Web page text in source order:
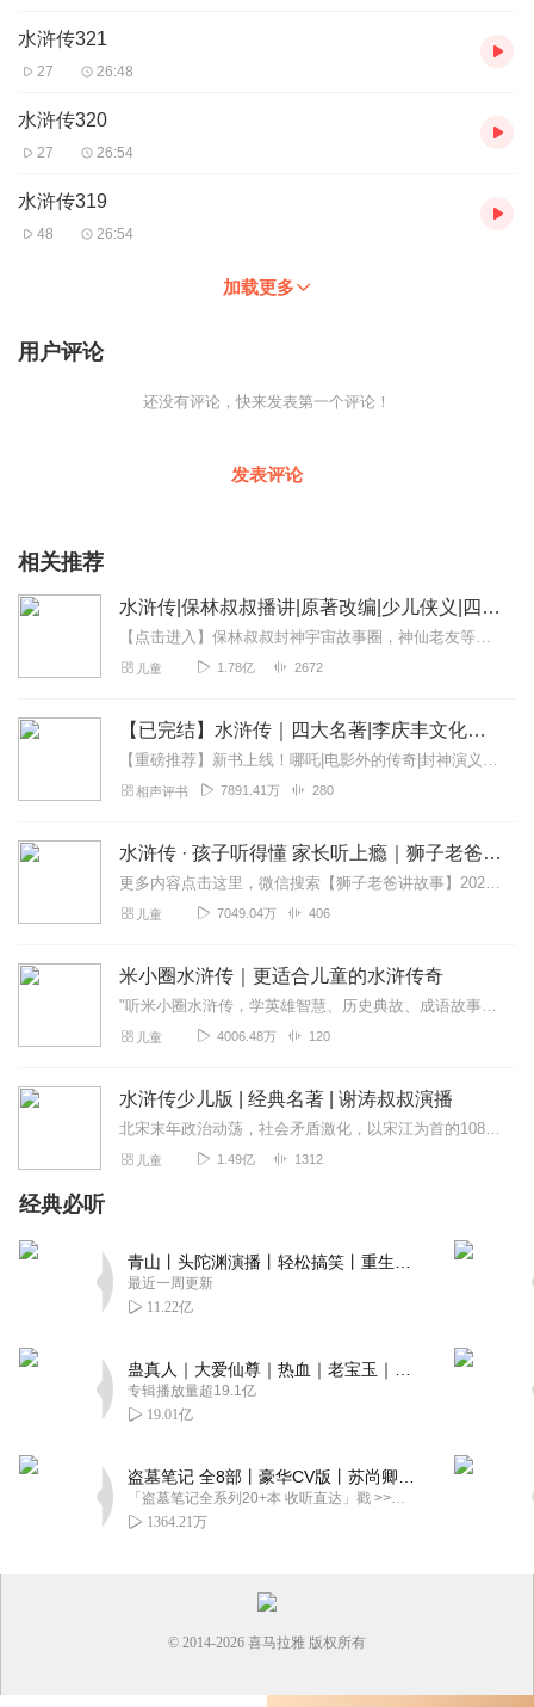
水浒传321
27 26:48
水浒传320
27 26:54
水浒传319
48 26:54
加载更多
用户评论
还没有评论，快来发表第一个评论！
发表评论
相关推荐
水浒传|保林叔叔播讲|原著改编|少儿侠义|四大名著
【点击进入】保林叔叔封神宇宙故事圈，神仙老友等你来玩！故事小助手：柚子姐姐：baolinss榴莲哥哥：baolinss168保林叔叔讲妖精学校系列第一部：《山...
儿童 1.78亿 2672
【已完结】水浒传｜四大名著|李庆丰文化评书
【重磅推荐】新书上线！哪吒|电影外的传奇|封神演义封神榜精华|李庆丰评书快来点击收听吧~【精品推荐】续西游记（李庆丰文化评书）（新书上线多多支持）明朝那些事...
相声评书 7891.41万 280
水浒传 · 孩子听得懂 家长听上瘾｜狮子老爸讲故事
更多内容点击这里，微信搜索【狮子老爸讲故事】2026暑假去哪玩？看什么？和狮爸一起重走水浒路～【大明皇帝朱元璋】最新专辑:一开局一个碗，小乞丐如何夺天下?【四大...
儿童 7049.04万 406
米小圈水浒传｜更适合儿童的水浒传奇
"听米小圈水浒传，学英雄智慧、历史典故、成语故事！108将的忠义勇敢、古代文化常识、谋略情商全都有，让孩子笑着涨知识！"知识点提炼：1️⃣品格教育——忠义、勇...
儿童 4006.48万 120
水浒传少儿版 | 经典名著 | 谢涛叔叔演播
北宋末年政治动荡，社会矛盾激化，以宋江为首的108位好汉被情势逼迫，一番波折后，众人聚义梁山泊，故事中叙述了一批以宋江、吴用、鲁智深、林冲、武松、李逵、孙二娘等...
儿童 1.49亿 1312
经典必听
最近一周更新
11.22亿
专辑播放量超19.1亿
19.01亿
「盗墓笔记全系列20+本 收听直达」戳 >>改编自南派三叔同名作品，腾讯音乐娱乐集团出品，冠声文化制作，...
1364.21万
© 2014-2026 喜马拉雅 版权所有